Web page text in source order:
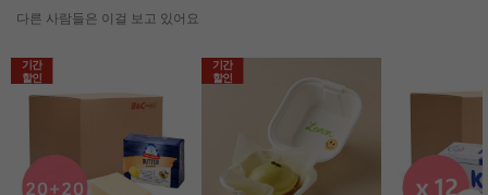
다른 사람들은 이걸 보고 있어요